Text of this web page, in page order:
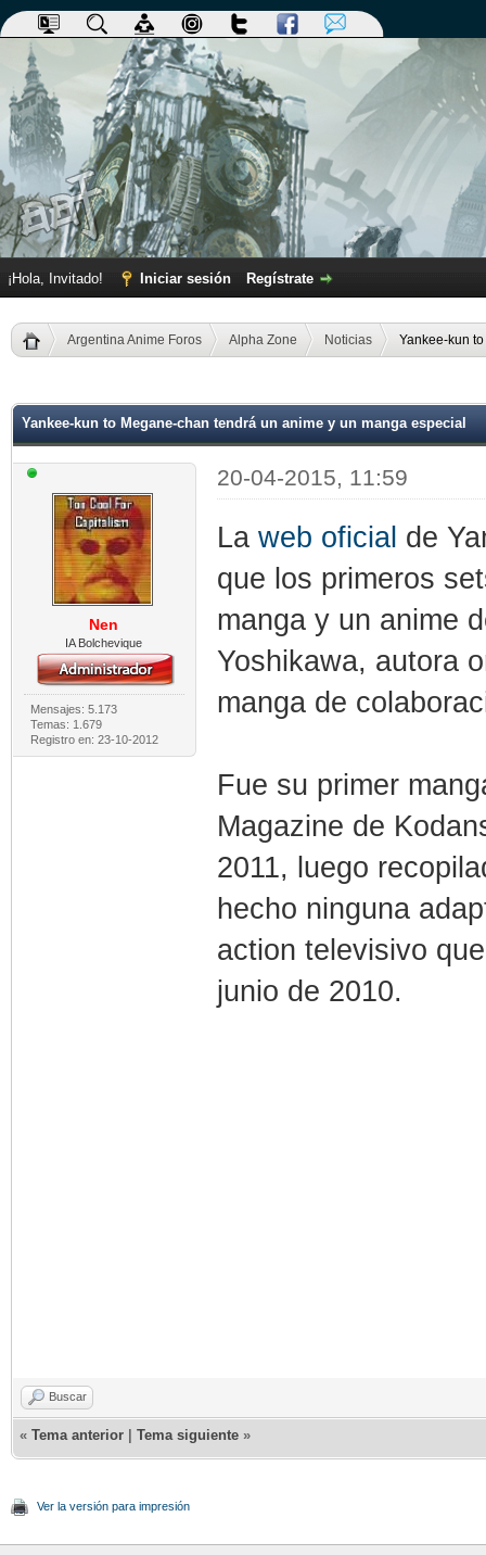
¡Hola, Invitado! Iniciar sesión Regístrate
Argentina Anime Foros Alpha Zone Noticias Yankee-kun
Yankee-kun to Megane-chan tendrá un anime y un manga especial
Nen
IA Bolchevique
Mensajes: 5.173
Temas: 1.679
Registro en: 23-10-2012
20-04-2015, 11:59
Laweb oficial de
que los primeros
manga y un anime
Yoshikawa, autora
manga de
Fue su primer
Magazine de
2011, luego
hecho ninguna
action televisivo
junio de 2010.
Buscar
« Tema anterior Tema siguiente »
Ver la versión para impresión